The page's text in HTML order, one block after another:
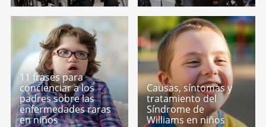
11 frases para
concienciar a los
padres sobre las
enfermedades raras
en niños
Causas, síntomas y
tratamiento del
Síndrome de
Williams en niños